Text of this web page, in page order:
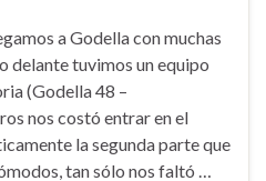
a Godella con muchas
delante tuvimos un equipo
(Godella 48 –
nos costó entrar en el
la segunda parte que
tan sólo nos faltó …